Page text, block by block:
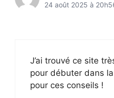
24 août 2025 à
J’ai trouvé ce site
pour débuter dans
pour ces conseils !